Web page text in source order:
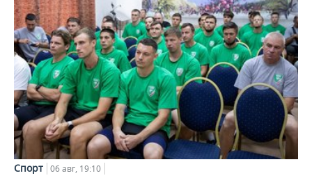
Спорт 06 авг, 19:10